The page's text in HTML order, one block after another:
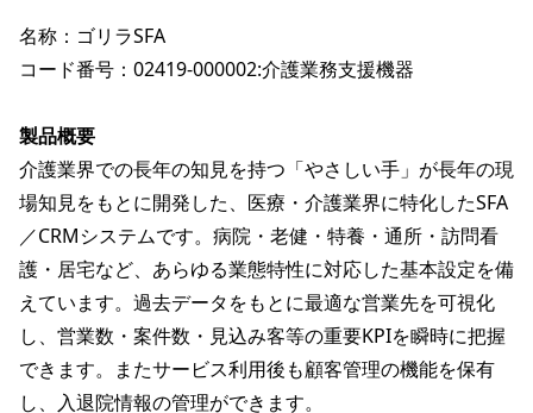
名称：ゴリラSFA
コード番号：02419-000002:介護業務支援機器
製品概要
介護業界での長年の知見を持つ「やさしい手」が長年の現
場知見をもとに開発した、医療・介護業界に特化したSFA
／CRMシステムです。病院・老健・特養・通所・訪問看
護・居宅など、あらゆる業態特性に対応した基本設定を備
えています。過去データをもとに最適な営業先を可視化
し、営業数・案件数・見込み客等の重要KPIを瞬時に把握
できます。またサービス利用後も顧客管理の機能を保有
し、入退院情報の管理ができます。